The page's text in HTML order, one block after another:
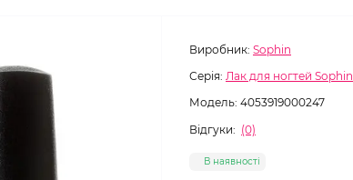
Виробник: Sophin
Серія: Лак для ногтей Sophin
Модель: 4053919000247
Відгуки: (0)
В наявності